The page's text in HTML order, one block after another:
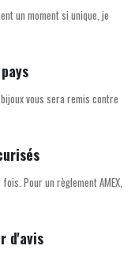
un moment si unique, je
vous sera remis contre
Pour un règlement AMEX,
d'avis